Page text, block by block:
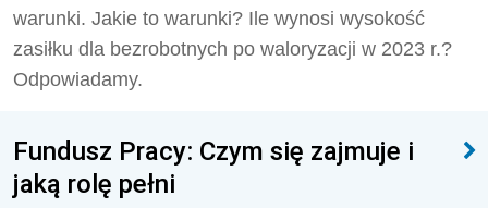
warunki. Jakie to warunki? Ile wynosi wysokość
zasiłku dla bezrobotnych po waloryzacji w 2023 r.?
Odpowiadamy.
Fundusz Pracy: Czym się zajmuje i
jaką rolę pełni